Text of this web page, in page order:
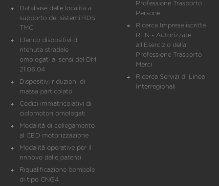
Database delle località a
supporto dei sistemi RDS
TMC
Elenco dispositivi di
ritenuta stradale
omologati ai sensi del DM
21.06.04
Dispositivi riduzioni di
massa particolato
Codici immatricolativi di
ciclomotori omologati
Modalità di collegamento
al CED motorizzazione
Modalità operative per il
rinnovo delle patenti
Riqualificazione bombole
di tipo CNG4
Professione Trasporto
Persone
Ricerca Imprese iscritte
REN - Autorizzate
all'Esercizio della
Professione Trasporto
Merci
Ricerca Servizi di Linea
Interregionali